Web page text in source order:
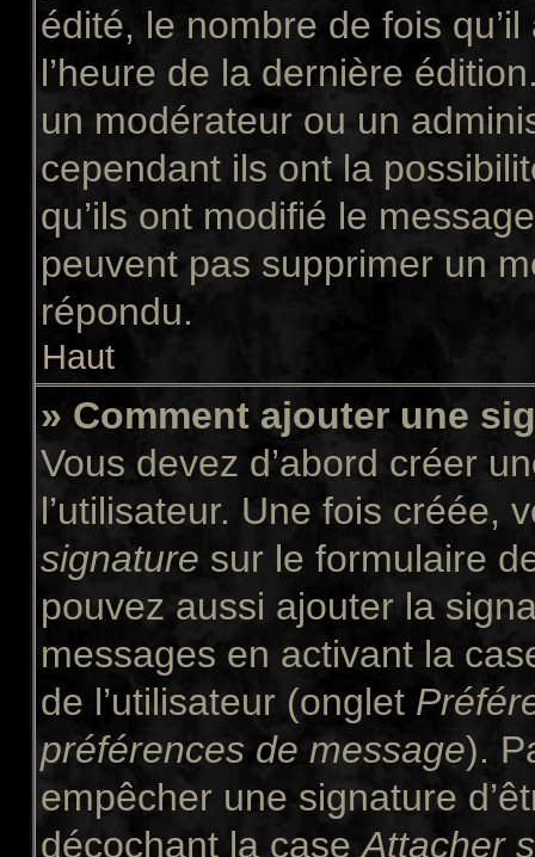
édité, le nombre de fois
l’heure de la dernière
un modérateur ou un
cependant ils ont la
qu’ils ont modifié le
peuvent pas supprimer un
répondu.
Haut
» Comment ajouter une
Vous devez d’abord créer
l’utilisateur. Une fois créée,
signature sur le formulaire
pouvez aussi ajouter la
messages en activant la
de l’utilisateur (onglet
préférences de message).
empêcher une signature
décochant la caseAttacher